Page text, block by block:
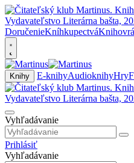
DoručenieKníhkupectvá
Knihy E-knihyAudioknihyHry
Vyhľadávanie
Prihlásiť
Vyhľadávanie